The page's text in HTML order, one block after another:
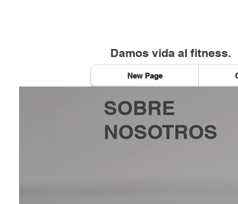
Damos vida al fitness.
New Page
SOBRE
NOSOTROS